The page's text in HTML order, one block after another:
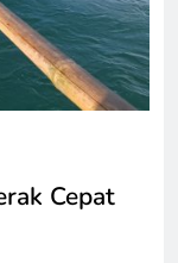
Cepat